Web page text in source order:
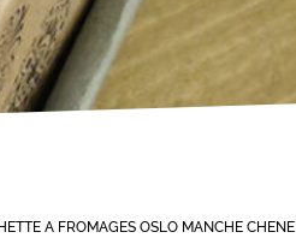
A FROMAGES OSLO MANCHE CHENE